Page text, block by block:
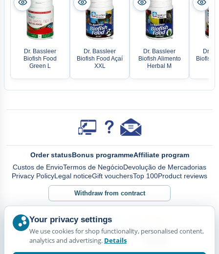
Dr. Bassleer
Biofish Food
Green L
Dr. Bassleer
Biofish Food Açaí
XXL
Dr. Bassleer
Biofish Alimento
Herbal M
Dr.
Biofish
Order statusBonus programmeAffiliate program
Custos de EnvioTermos de NegócioDevolução de Mercadorias
Privacy PolicyLegal noticeGift vouchersTop 100Product reviews
Withdraw from contract
Your privacy settings
We use cookies for shop functionality, personalised content,
analytics and advertising. Details